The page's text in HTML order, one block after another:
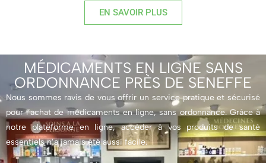
EN SAVOIR PLUS
MÉDICAMENTS EN LIGNE SANS
ORDONNANCE PRÈS DE SENEFFE
Nous sommes ravis de vous offrir un service pratique et sécurisé
pour l’achat de médicaments en ligne, sans ordonnance. Grâce à
notre plateforme en ligne, accéder à vos produits de santé
essentiels n’a jamais été aussi facile.